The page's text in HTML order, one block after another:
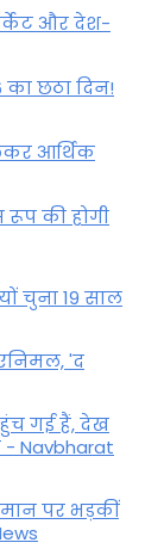
और देश-
का छठा दिन!
आर्थिक
रूप की होगी
चुना 19 साल
'द
गई हैं, देख
- Navbharat
पर भड़कीं